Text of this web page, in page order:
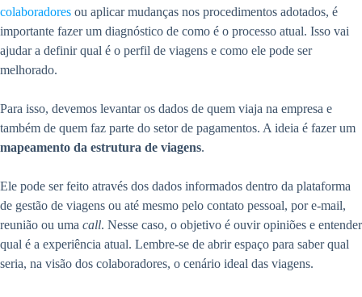
colaboradores ou aplicar mudanças nos procedimentos adotados, é
importante fazer um diagnóstico de como é o processo atual. Isso vai
ajudar a definir qual é o perfil de viagens e como ele pode ser
melhorado.
Para isso, devemos levantar os dados de quem viaja na empresa e
também de quem faz parte do setor de pagamentos. A ideia é fazer um
mapeamento da estrutura de viagens.
Ele pode ser feito através dos dados informados dentro da plataforma
de gestão de viagens ou até mesmo pelo contato pessoal, por e-mail,
reunião ou uma call. Nesse caso, o objetivo é ouvir opiniões e entender
qual é a experiência atual. Lembre-se de abrir espaço para saber qual
seria, na visão dos colaboradores, o cenário ideal das viagens.